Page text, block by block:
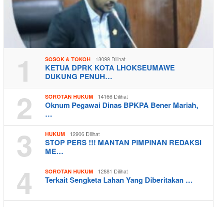
1 SOSOK & TOKOH 18099 Dilihat
KETUA DPRK KOTA LHOKSEUMAWE
DUKUNG PENUH…
2 SOROTAN HUKUM 14166 Dilihat
Oknum Pegawai Dinas BPKPA Bener Mariah,
…
3 HUKUM 12906 Dilihat
STOP PERS !!! MANTAN PIMPINAN REDAKSI
ME…
4 SOROTAN HUKUM 12881 Dilihat
Terkait Sengketa Lahan Yang Diberitakan …